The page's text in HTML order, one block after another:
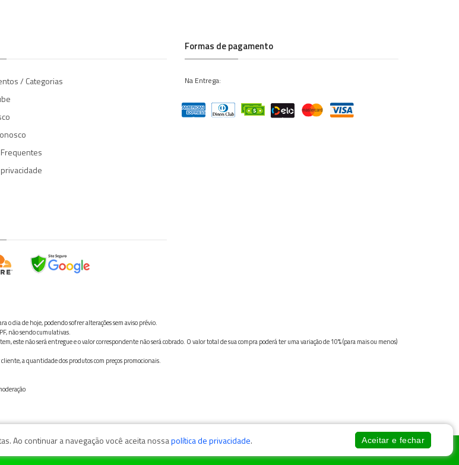
/ Categorias
Formas de pagamento
Na Entrega:
o dia de hoje, podendo sofrer alterações sem aviso prévio.
não sendo cumulativas.
este não será entregue e o valor correspondente não será cobrado. O valor total de sua compra poderá ter uma variação de 10% (para mais ou menos)
a quantidade dos produtos com preços promocionais.
Ao continuar a navegação você aceita nossapolítica de privacidade. Aceitar e fechar